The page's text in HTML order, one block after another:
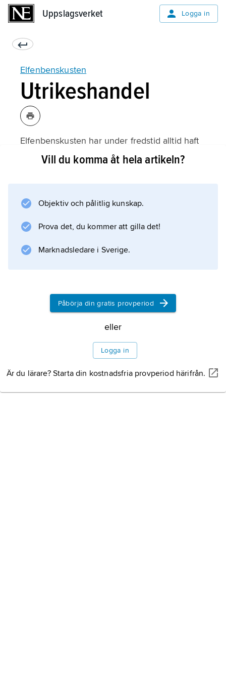
Uppslagsverket Logga in
Elfenbenskusten
Utrikeshandel
Elfenbenskusten har under fredstid alltid haft
positiv handelsbalans. Fallande och
jordbruksprodukter och timmer. Importen
domineras av råolja och raffinerade
handelspartnern är Frankrike. Andra viktiga
Information om artikeln
Vill du komma åt hela artikeln?
Objektiv och pålitlig kunskap.
Prova det, du kommer att gilla det!
Marknadsledare i Sverige.
Påbörja din gratis provperiod
eller
Logga in
Är du lärare? Starta din kostnadsfria provperiod härifrån.